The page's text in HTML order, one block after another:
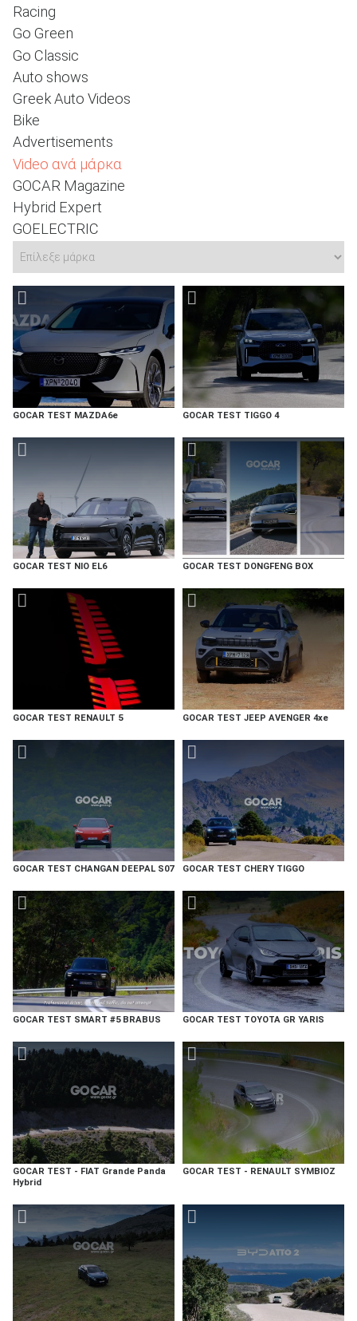
Racing
Go Green
Go Classic
Auto shows
Greek Auto Videos
Bike
Advertisements
Video ανά μάρκα
GOCAR Magazine
Hybrid Expert
GOELECTRIC
GOCAR TEST MAZDA6e GOCAR TEST TIGGO 4
GOCAR TEST NIO EL6 GOCAR TEST DONGFENG BOX
GOCAR TEST RENAULT 5 GOCAR TEST JEEP AVENGER 4xe
GOCAR TEST CHANGAN DEEPAL S07 GOCAR TEST CHERY TIGGO
GOCAR TEST SMART #5 BRABUS GOCAR TEST TOYOTA GR YARIS
GOCAR TEST - FIAT Grande Panda
Hybrid
GOCAR TEST - RENAULT SYMBIOZ